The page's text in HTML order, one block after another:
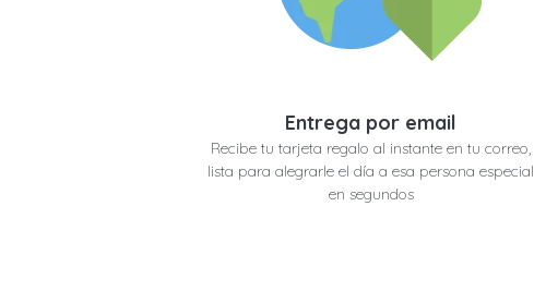
Entrega por email
Recibe tu tarjeta regalo al instante en tu correo,
lista para alegrarle el día a esa persona especial
en segundos